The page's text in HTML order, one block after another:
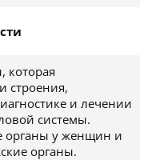
которая
строения,
и лечении
системы.
органы у женщин и
органы.